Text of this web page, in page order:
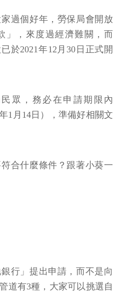
過個好年，勞保局會開放
」，來度過經濟難關，而
於2021年12月30日正式開
眾，務必在申請期限內
1月14日），準備好相關文
合什麼條件？跟著小葵一
行」提出申請，而不是向
道有3種，大家可以挑選自